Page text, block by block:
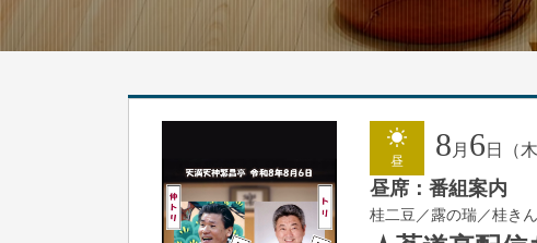
昼 8月 6 日（木
昼席：番組案内
桂二豆／露の瑞／桂き